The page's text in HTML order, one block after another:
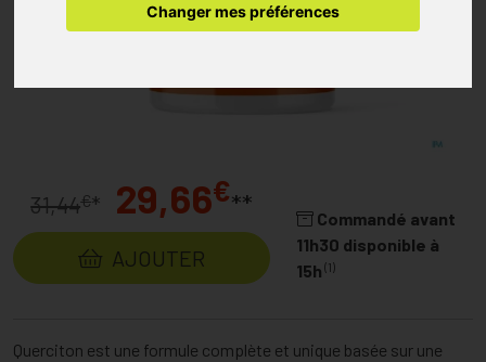
Changer mes préférences
31,44€* 29,66€**
AJOUTER
Commandé avant
11h30 disponible à
15h (1)
Querciton est une formule complète et unique basée sur une